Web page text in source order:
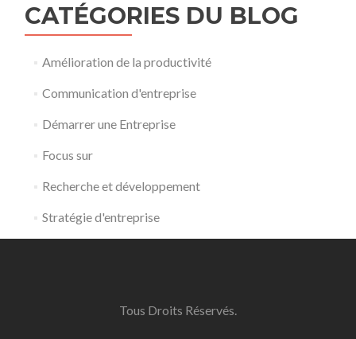
CATÉGORIES DU BLOG
Amélioration de la productivité
Communication d'entreprise
Démarrer une Entreprise
Focus sur
Recherche et développement
Stratégie d'entreprise
Tous Droits Réservés.